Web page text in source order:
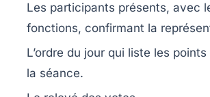
Les participants présents, avec
fonctions, confirmant la
L’ordre du jour qui liste les points
la séance.